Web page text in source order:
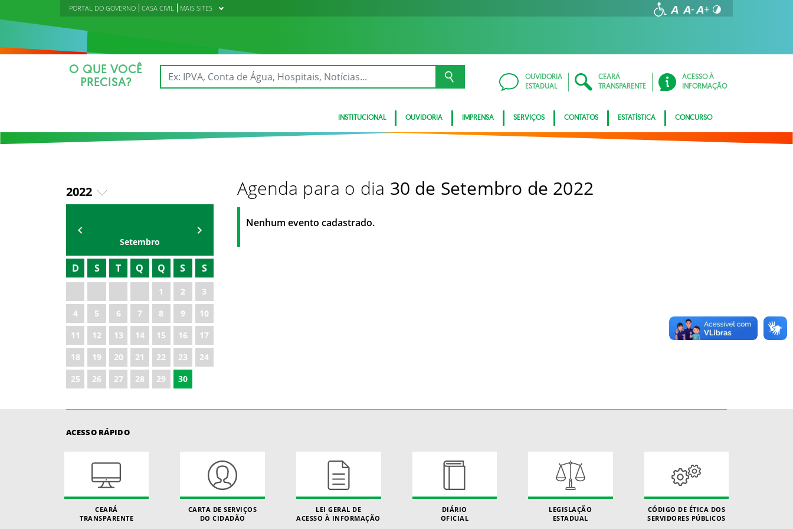
PORTAL DO GOVERNO CASA CIVIL MAIS SITES
O QUE VOCÊ
PRECISA?
OUVIDORIA
ESTADUAL
CEARÁ
TRANSPARENTE
ACESSO À
INFORMAÇÃO
INSTITUCIONAL OUVIDORIA IMPRENSA SERVIÇOS CONTATOS ESTATÍSTICA CONCURSO
2022
2019
2020
2021
2023
2024
2025
2026
Setembro
D S T Q Q S S
1 2
3
4
5 6 7 8 9
10
11
12 13 14 15 16
17
18
19 20 21 22 23
24
25
26 27 28 29 30
Agenda para o dia 30 de Setembro de 2022
Nenhum evento cadastrado.
ACESSO RÁPIDO
CEARÁ
TRANSPARENTE
CARTA DE SERVIÇOS
DO CIDADÃO
LEI GERAL DE
ACESSO À INFORMAÇÃO
DIÁRIO
OFICIAL
LEGISLAÇÃO
ESTADUAL
CÓDIGO DE ÉTICA DOS
SERVIDORES PÚBLICOS